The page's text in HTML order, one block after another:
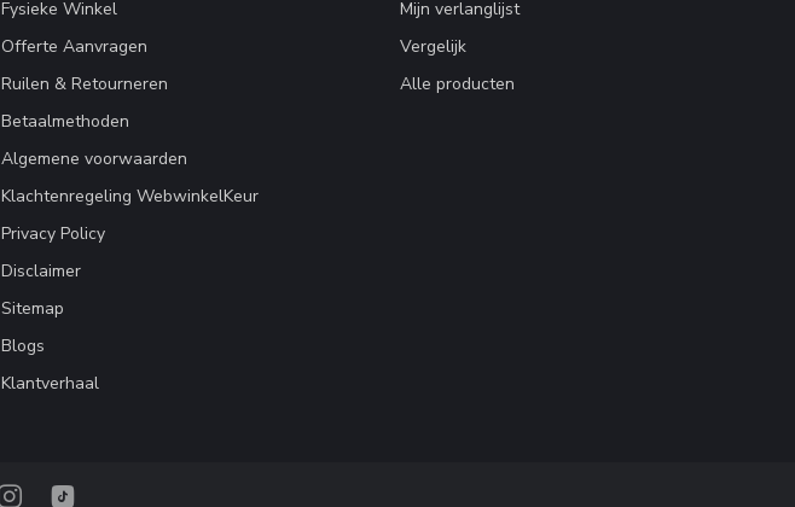
Fysieke Winkel
Offerte Aanvragen
Ruilen & Retourneren
Betaalmethoden
Algemene voorwaarden
Klachtenregeling WebwinkelKeur
Privacy Policy
Disclaimer
Sitemap
Blogs
Klantverhaal
Mijn verlanglijst
Vergelijk
Alle producten